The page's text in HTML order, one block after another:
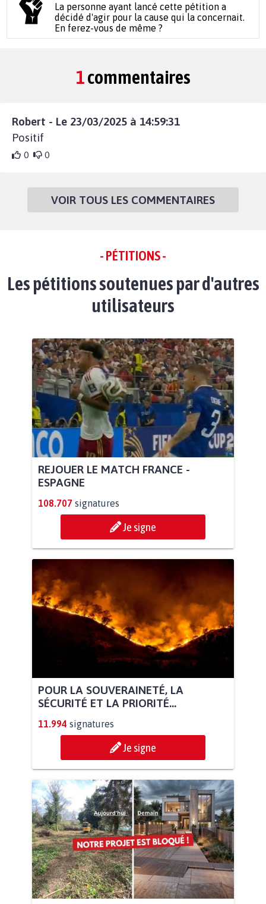
La personne ayant lancé cette pétition a
décidé d'agir pour la cause qui la concernait.
En ferez-vous de même ?
1commentaires
Robert - Le 23/03/2025 à 14:59:31
Positif
0 0
VOIR TOUS LES COMMENTAIRES
- PÉTITIONS -
Les pétitions soutenues par d'autres
utilisateurs
REJOUER LE MATCH FRANCE -
ESPAGNE
108.707 signatures
Je signe
POUR LA SOUVERAINETÉ, LA
SÉCURITÉ ET LA PRIORITÉ...
11.994 signatures
Je signe